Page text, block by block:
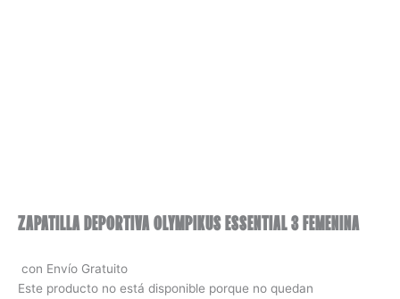
ZAPATILLA DEPORTIVA OLYMPIKUS ESSENTIAL 3 FEMENINA
con Envío Gratuito
Este producto no está disponible porque no quedan